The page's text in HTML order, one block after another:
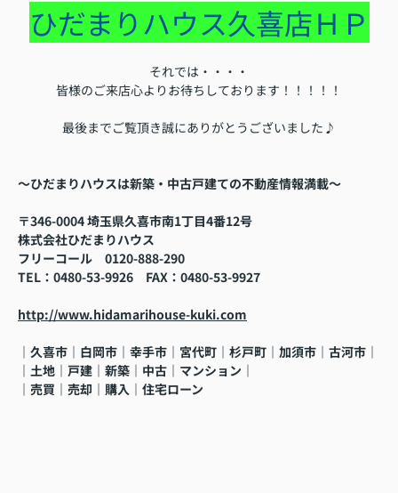
ひだまりハウス久喜店ＨＰ
それでは・・・・
皆様のご来店心よりお待ちしております！！！！！
最後までご覧頂き誠にありがとうございました♪
～ひだまりハウスは新築・中古戸建ての不動産情報満載～
〒346-0004 埼玉県久喜市南1丁目4番12号
株式会社ひだまりハウス
フリーコール 0120-888-290
TEL ：0480-53-9926 FAX ： 0480-53-9927
http://www.hidamarihouse-kuki.com
｜久喜市｜白岡市｜幸手市｜宮代町｜杉戸町｜加須市｜古河市 ｜
｜土地｜戸建｜新築｜中古｜マンション｜
｜売買｜売却｜購入｜住宅ローン